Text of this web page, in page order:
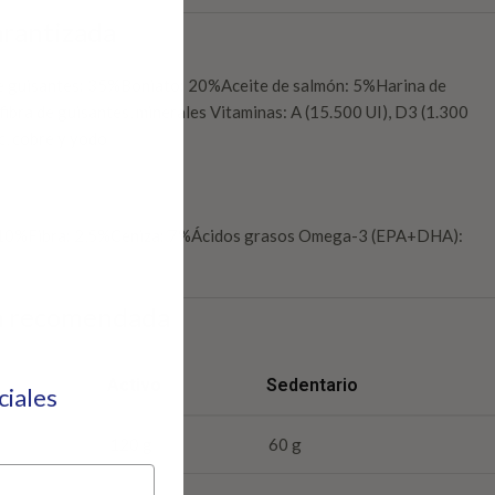
guisantes: 35%Boniato: 20%Aceite de salmón: 5%Harina de
de guisantes, minerales Vitaminas: A (15.500 UI), D3 (1.300
cobre y yodo
2,5%Ceniza: 7%Ácidos grasos Omega-3 (EPA+DHA):
Sedentario
60 g